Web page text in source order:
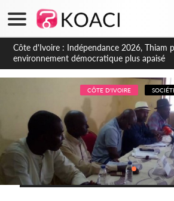
Côte d'Ivoire : Concours INFAS 2026, les
seront disponibles à compter du samedi
CÔTE D'IVOIRE